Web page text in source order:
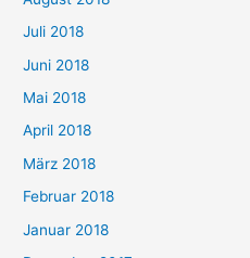
Juli 2018
Juni 2018
Mai 2018
April 2018
März 2018
Februar 2018
Januar 2018